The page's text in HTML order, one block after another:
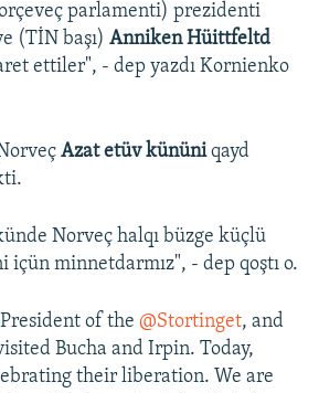
parlamenti) prezidenti
(TİN başı) Anniken Hüittfeltd
ettiler", - dep yazdı Kornienko
Azat etüv kününiqayd
Norveç halqı büzge küçlü
içün minnetdarmız", - dep qoştı o.
President of the @Stortinget, and
Bucha and Irpin. Today,
their liberation. We are